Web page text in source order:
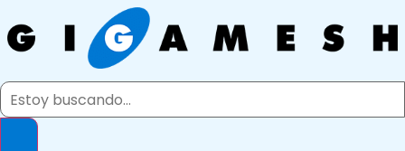
al
contenido
Search